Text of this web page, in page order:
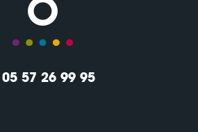
05 57 26 99 95